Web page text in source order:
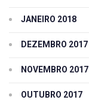
JANEIRO 2018
DEZEMBRO 2017
NOVEMBRO 2017
OUTUBRO 2017